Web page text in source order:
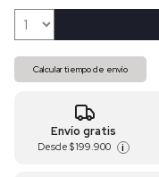
Calcular tiempo de envío
Envío gratis
Desde $ 199.900 i